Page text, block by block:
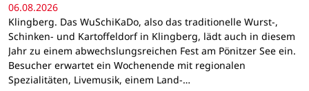
06.08.2026
Klingberg. Das WuSchiKaDo, also das traditionelle Wurst-,
Schinken- und Kartoffeldorf in Klingberg, lädt auch in diesem
Jahr zu einem abwechslungsreichen Fest am Pönitzer See ein.
Besucher erwartet ein Wochenende mit regionalen
Spezialitäten, Livemusik, einem Land-…